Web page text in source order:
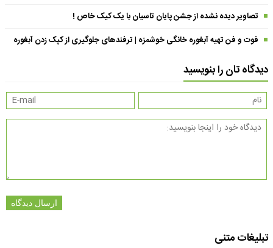
تصاویر دیده نشده از جشن پایان تاسیان با یک کیک خاص !
فوت و فن تهیه آبغوره خانگی خوشمزه | ترفندهای جلوگیری از کپک زدن آبغوره
دیدگاه تان را بنویسید
ارسال دیدگاه
تبلیغات متنی